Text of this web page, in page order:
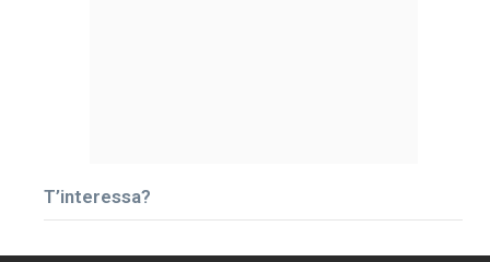
T’interessa?